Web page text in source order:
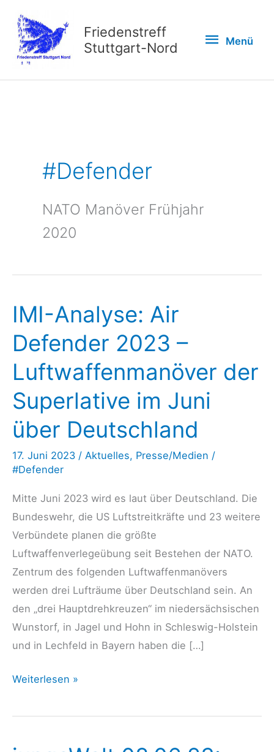
Inhalt
springen
Friedenstreff
Stuttgart-Nord
Menü
Menü
#Defender
NATO Manöver Frühjahr
2020
IMI-Analyse: Air
Defender 2023 –
Luftwaffenmanöver der
Superlative im Juni
über Deutschland
17. Juni 2023 / Aktuelles, Presse/Medien /
#Defender
Mitte Juni 2023 wird es laut über Deutschland. Die
Bundeswehr, die US Luftstreitkräfte und 23 weitere
Verbündete planen die größte
Luftwaffenverlegeübung seit Bestehen der NATO.
Zentrum des folgenden Luftwaffenmanövers
werden drei Lufträume über Deutschland sein. An
den „drei Hauptdrehkreuzen“ im niedersächsischen
Wunstorf, in Jagel und Hohn in Schleswig-Holstein
und in Lechfeld in Bayern haben die […]
IMI-
Air
Weiterlesen »